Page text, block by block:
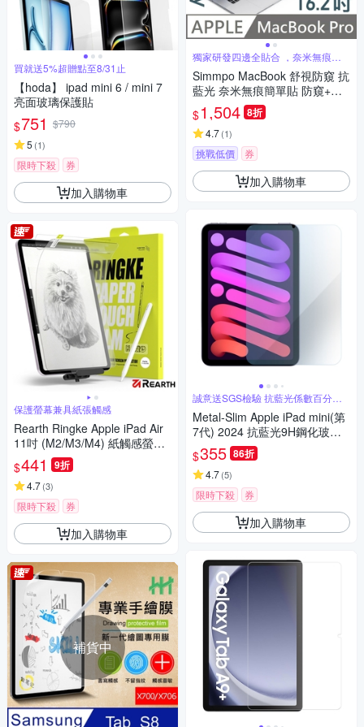
買就送5%超贈點至8/31止
【hoda】 ipad mini 6 / mini 7
亮面玻璃保護貼
$751 $790
5 (1)
限時下殺 券
加入購物車
保護螢幕兼具紙張觸感
Rearth Ringke Apple iPad Air
11吋 (M2/M3/M4) 紙觸感螢幕
保護貼(2片裝)
$441 9折
4.7(3)
限時下殺 券
加入購物車
補貨中
獨家研發四邊全貼合 ，奈米無痕吸
附技術
Simmpo MacBook 舒視防窺 抗
藍光 奈米無痕簡單貼 防窺+抗
藍光 適用 MacBook Pro 16.2
吋
$1,504 8折
4.7(1)
挑戰低價 券
加入購物車
誠意送SGS檢驗 抗藍光係數百分之
26
Metal-Slim Apple iPad mini(第
7代) 2024 抗藍光9H鋼化玻璃
保護貼
$355 86折
4.7(5)
限時下殺 券
加入購物車